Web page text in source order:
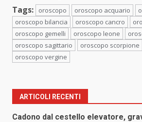
Tags:
oroscopo oroscopo acquario
oroscopo bilancia
oroscopo cancro
oroscopo gemelli
oroscopo leone
oroscopo sagittario
oroscopo scorpione
oroscopo vergine
ARTICOLI RECENTI
Cadono dal cestello elevatore,